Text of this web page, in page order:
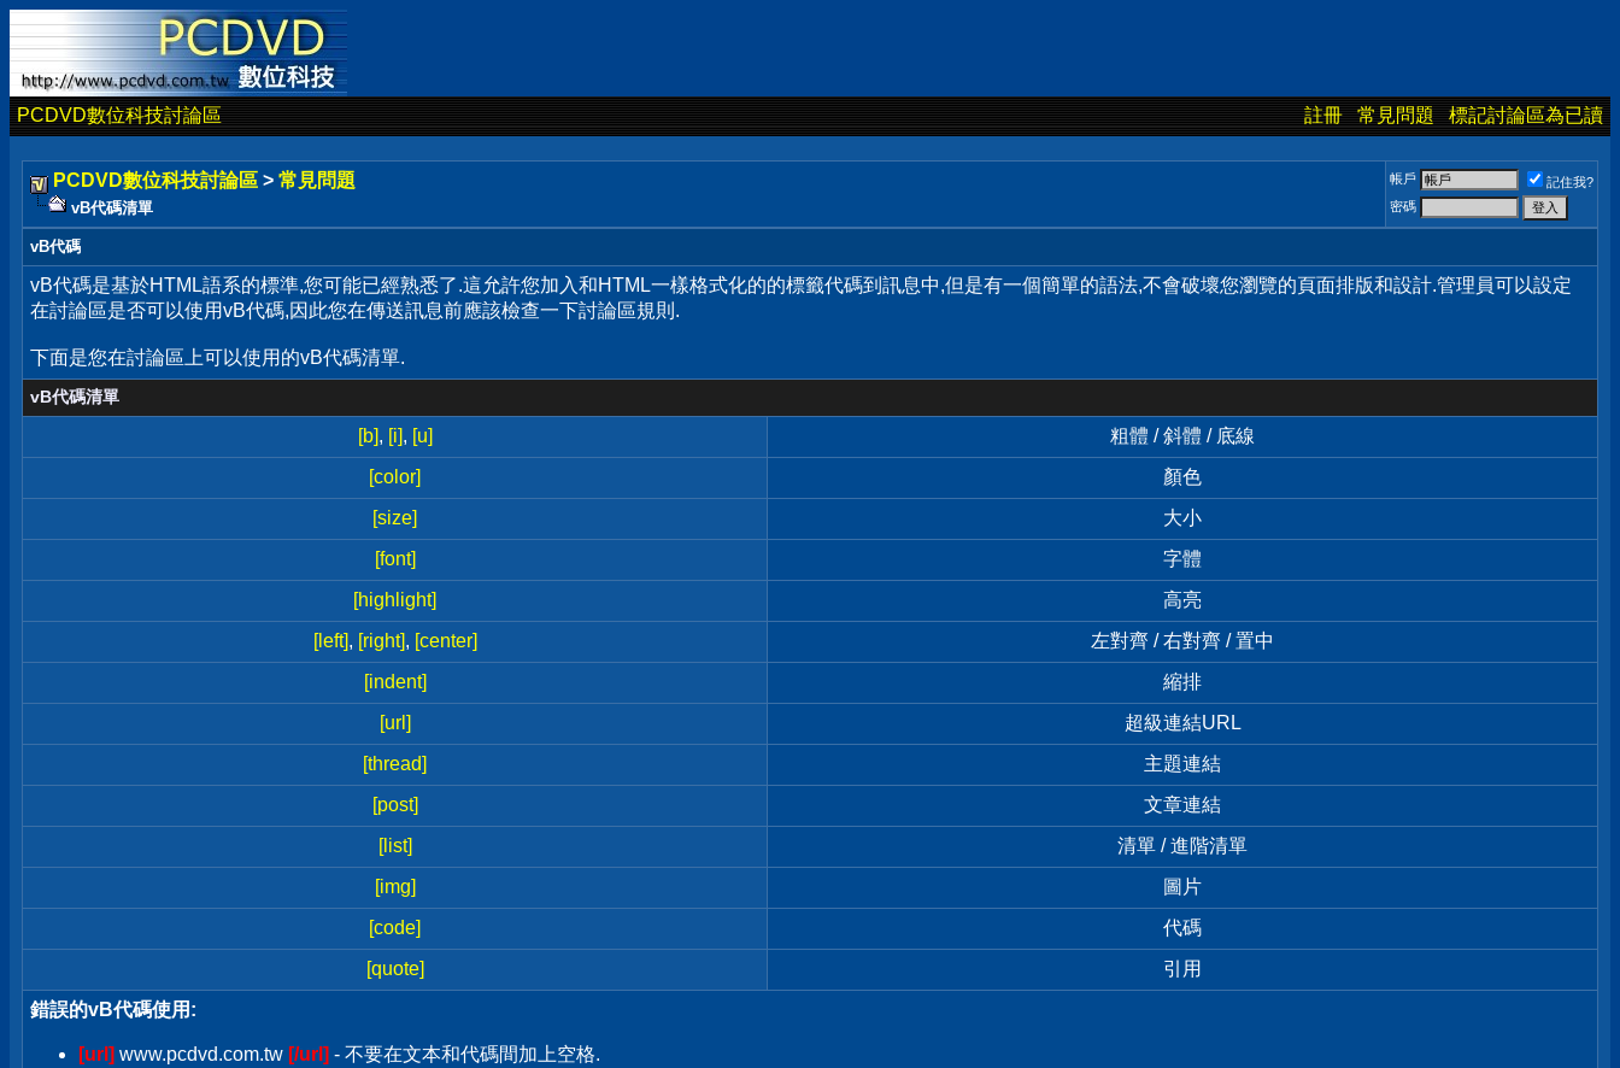
PCDVD數位科技討論區 註冊 常見問題 標記討論區為已讀
PCDVD數位科技討論區 > 常見問題
vB代碼清單
帳戶
記住我?
密碼
vB代碼
vB代碼是基於HTML語系的標準,您可能已經熟悉了.這允許您加入和HTML一樣格式化的的標籤代碼到訊息中,但是有一個簡單的語法,不會破壞您瀏覽的頁面排版和設計.管理員可以設定
在討論區是否可以使用vB代碼,因此您在傳送訊息前應該檢查一下討論區規則.
下面是您在討論區上可以使用的vB代碼清單.
vB代碼清單
[b], [i], [u]
粗體 / 斜體 / 底線
[color]
顏色
[size]
大小
[font]
字體
[highlight]
高亮
[left], [right], [center]
左對齊 / 右對齊 / 置中
[indent]
縮排
[url]
超級連結URL
[thread]
主題連結
[post]
文章連結
[list]
清單 / 進階清單
[img]
圖片
[code]
代碼
[quote]
引用
錯誤的vB代碼使用:
[url] www.pcdvd.com.tw [/url] - 不要在文本和代碼間加上空格.